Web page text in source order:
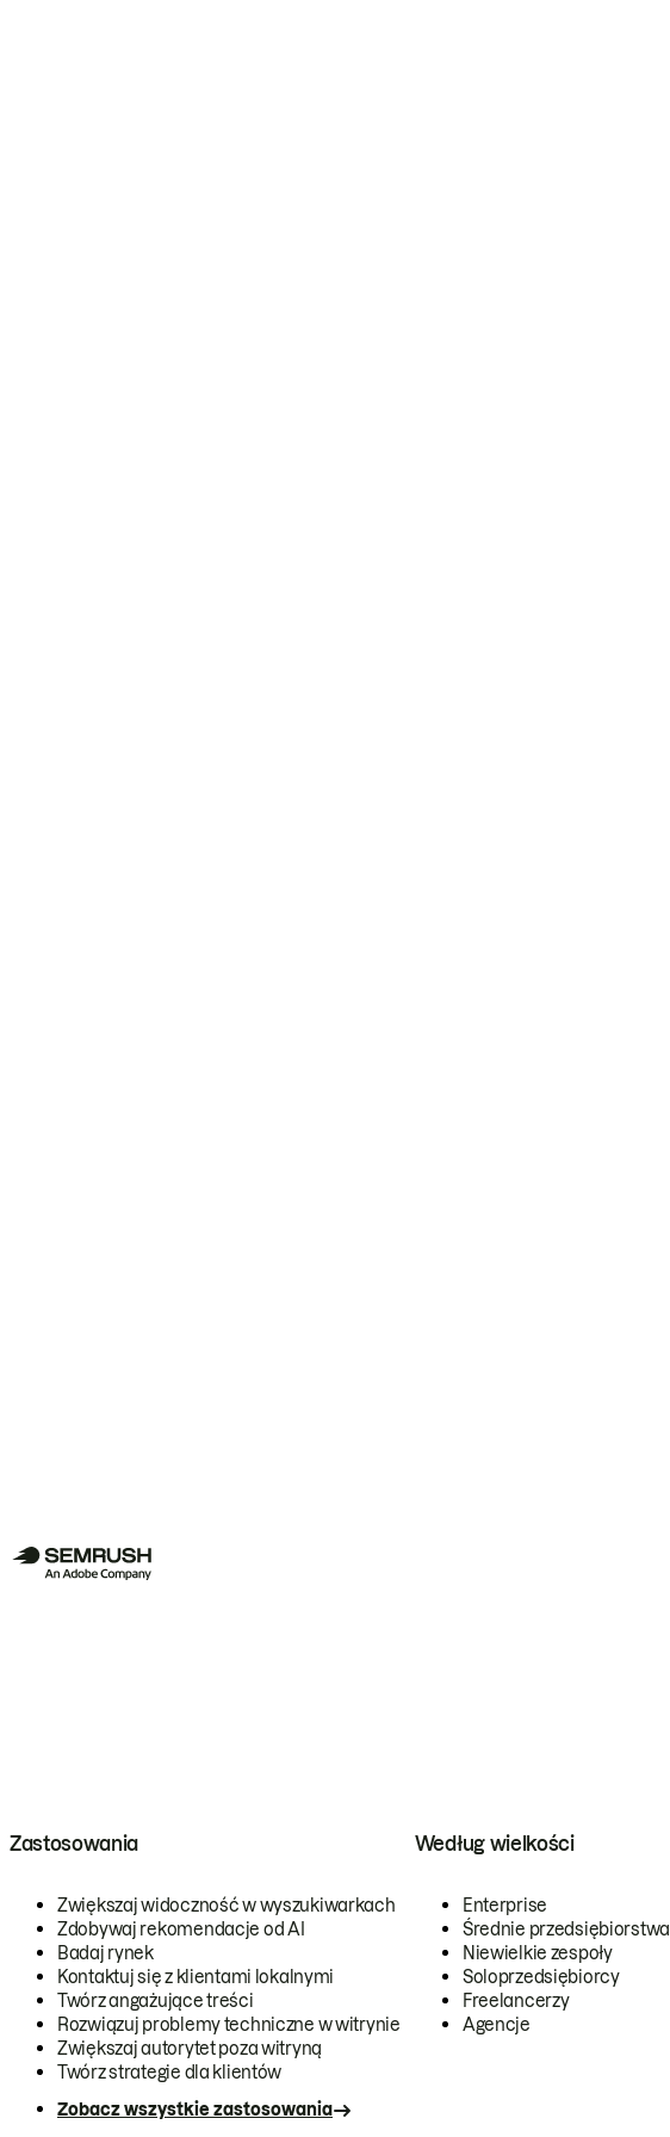
Zastosowania
Zwiększaj widoczność w wyszukiwarkach
Zdobywaj rekomendacje od AI
Badaj rynek
Kontaktuj się z klientami lokalnymi
Twórz angażujące treści
Rozwiązuj problemy techniczne w witrynie
Zwiększaj autorytet poza witryną
Twórz strategie dla klientów
Zobacz wszystkie zastosowania
Według wielkości
Enterprise
Średnie przedsiębiorstwa
Niewielkie zespoły
Soloprzedsiębiorcy
Freelancerzy
Agencje